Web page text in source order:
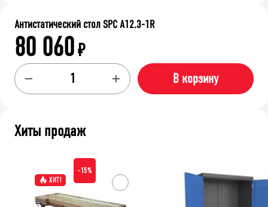
Антистатический стол SPC A12.3-1R
80 060₽
В корзину
Хиты продаж
ХИТ!
-15%